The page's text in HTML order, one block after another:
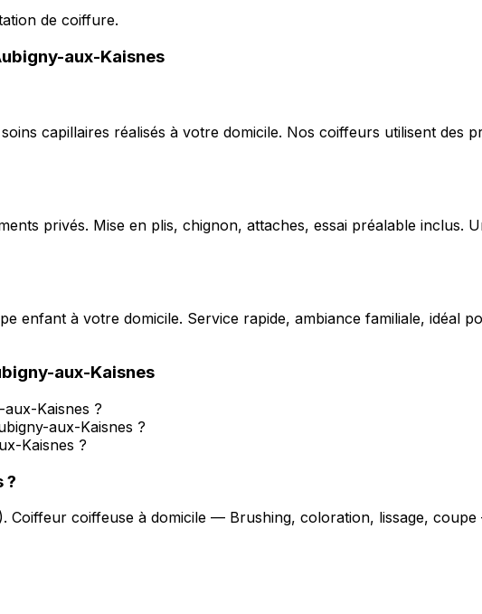
de coiffure.
aux-Kaisnes
capillaires réalisés à votre domicile. Nos coiffeurs utilisent des
privés. Mise en plis, chignon, attaches, essai préalable inclus.
enfant à votre domicile. Service rapide, ambiance familiale, idéal
aux-Kaisnes
Kaisnes ?
aux-Kaisnes ?
Kaisnes ?
?
). Coiffeur coiffeuse à domicile — Brushing, coloration, lissage,